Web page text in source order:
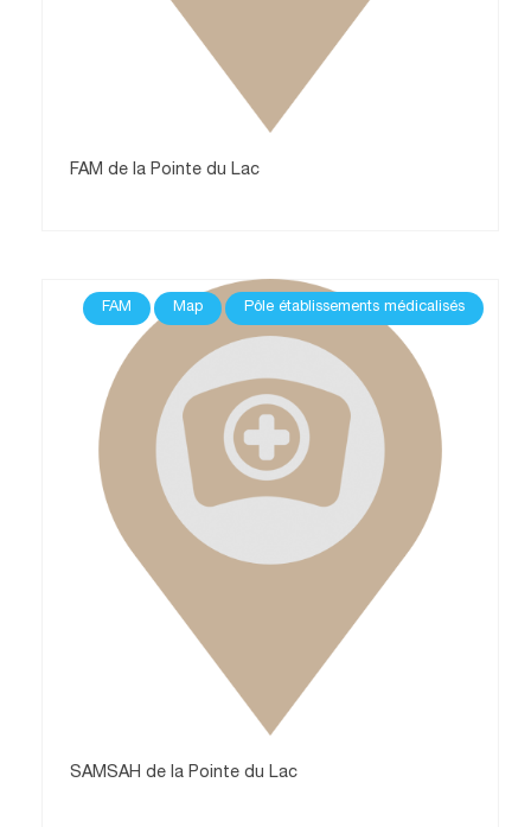
FAM de la Pointe du Lac
FAM Map Pôle établissements médicalisés
SAMSAH de la Pointe du Lac